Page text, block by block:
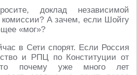
доклад независимой
комиссии? А зачем, если Шойгу
«мог»?
в Сети спорят. Если Россия
и РПЦ по Конституции от
то почему уже много лет